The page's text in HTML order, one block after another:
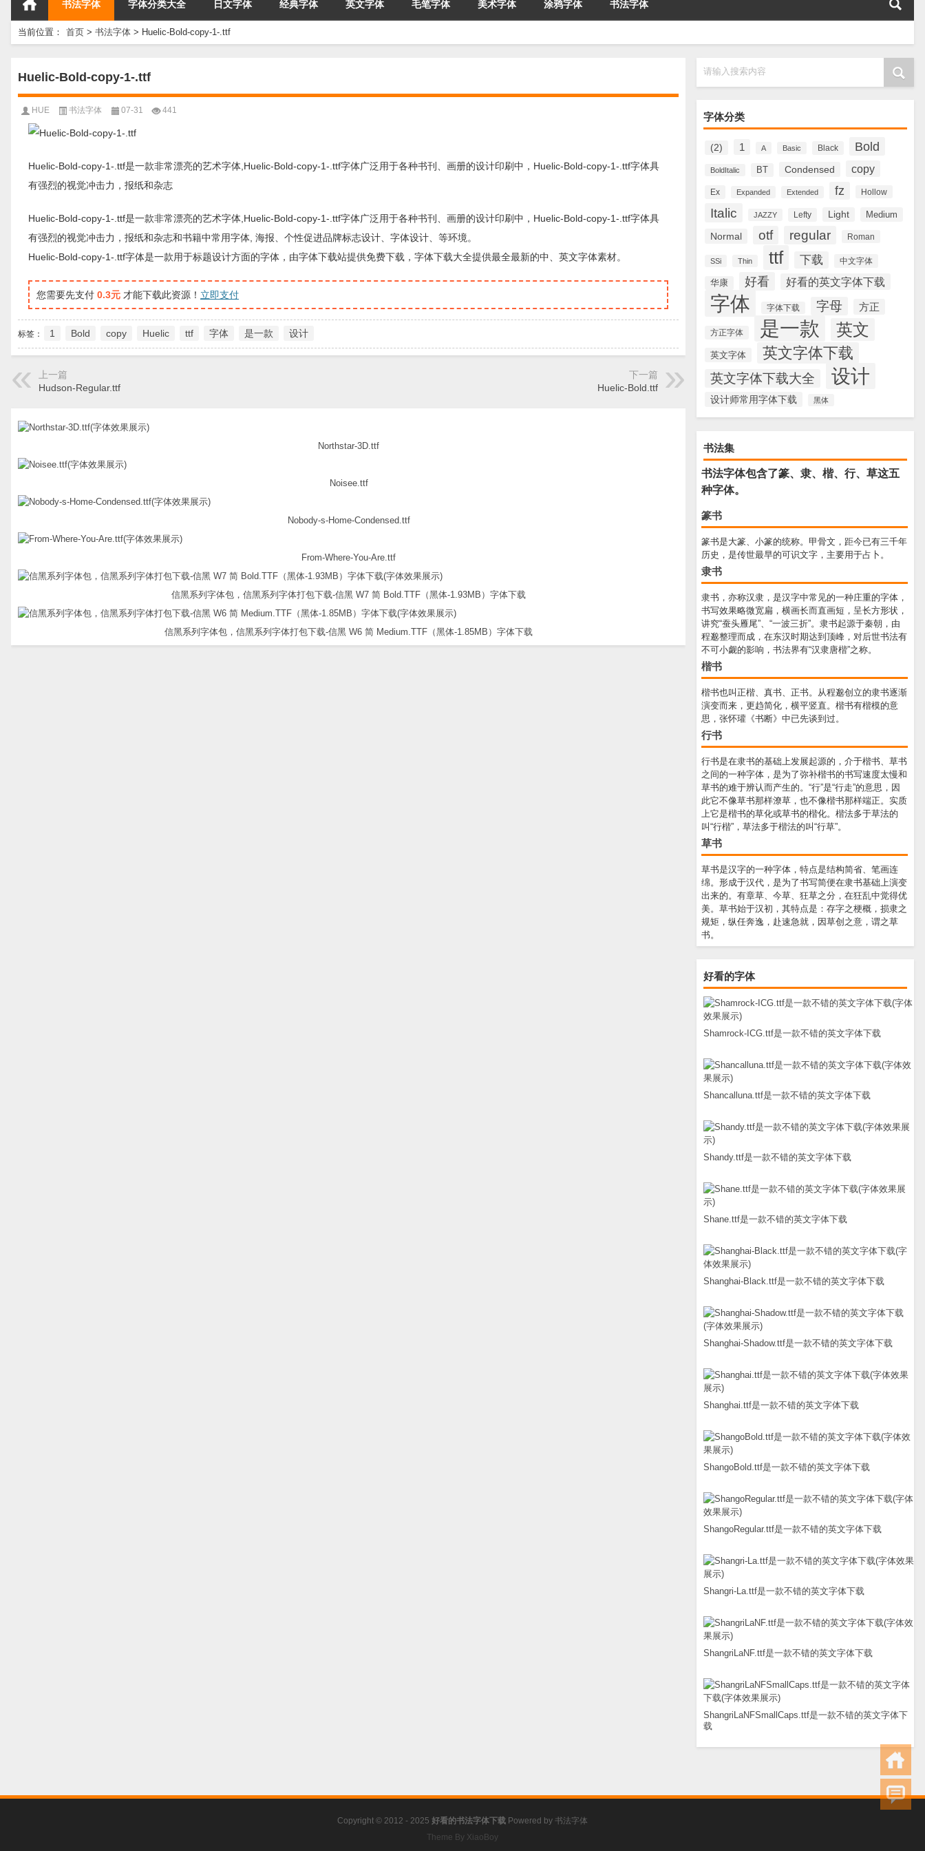
书法字体 字体分类大全 日文字体 经典字体 英文字体 毛笔字体 美术字体 涂鸦字体 书法字体
当前位置： 首页 > 书法字体 > Huelic-Bold-copy-1-.ttf
请输入搜索内容
字体分类
(2) 1 A Basic Black Bold
BoldItalic BT Condensed copy
Ex Expanded Extended fz Hollow
Italic JAZZY Lefty Light Medium
Normal otf regular Roman
SSi Thin ttf 下载 中文字体
华康 好看 好看的英文字体下载
字体 字体下载 字母 方正
方正字体 是一款 英文
英文字体 英文字体下载
英文字体下载大全 设计
设计师常用字体下载 黑体
书法集
书法字体包含了篆、隶、楷、行、草这五
种字体。
篆书
篆书是大篆、小篆的统称。甲骨文，距今已有三千年
历史，是传世最早的可识文字，主要用于占卜。
隶书
隶书，亦称汉隶，是汉字中常见的一种庄重的字体，
书写效果略微宽扁，横画长而直画短，呈长方形状，
讲究“蚕头雁尾”、“一波三折”。隶书起源于秦朝，由
程邈整理而成，在东汉时期达到顶峰，对后世书法有
不可小觑的影响，书法界有“汉隶唐楷”之称。
楷书
楷书也叫正楷、真书、正书。从程邈创立的隶书逐渐
演变而来，更趋简化，横平竖直。楷书有楷模的意
思，张怀瓘《书断》中已先谈到过。
行书
行书是在隶书的基础上发展起源的，介于楷书、草书
之间的一种字体，是为了弥补楷书的书写速度太慢和
草书的难于辨认而产生的。“行”是“行走”的意思，因
此它不像草书那样潦草，也不像楷书那样端正。实质
上它是楷书的草化或草书的楷化。楷法多于草法的
叫“行楷”，草法多于楷法的叫“行草”。
草书
草书是汉字的一种字体，特点是结构简省、笔画连
绵。形成于汉代，是为了书写简便在隶书基础上演变
出来的。有章草、今草、狂草之分，在狂乱中觉得优
美。草书始于汉初，其特点是：存字之梗概，损隶之
规矩，纵任奔逸，赴速急就，因草创之意，谓之草
书。
好看的字体
Shamrock-ICG.ttf是一款不错的英文字体下载
Shancalluna.ttf是一款不错的英文字体下载
Shandy.ttf是一款不错的英文字体下载
Shane.ttf是一款不错的英文字体下载
Shanghai-Black.ttf是一款不错的英文字体下载
Shanghai-Shadow.ttf是一款不错的英文字体下载
Shanghai.ttf是一款不错的英文字体下载
ShangoBold.ttf是一款不错的英文字体下载
ShangoRegular.ttf是一款不错的英文字体下载
Shangri-La.ttf是一款不错的英文字体下载
ShangriLaNF.ttf是一款不错的英文字体下载
ShangriLaNFSmallCaps.ttf是一款不错的英文字体下
载
Huelic-Bold-copy-1-.ttf
HUE 书法字体 07-31 441
Huelic-Bold-copy-1-.ttf是一款非常漂亮的艺术字体,Huelic-Bold-copy-1-.ttf字体广泛用于各种书刊、画册的设计印刷中，Huelic-Bold-copy-1-.ttf字体具
有强烈的视觉冲击力，报纸和杂志
Huelic-Bold-copy-1-.ttf是一款非常漂亮的艺术字体,Huelic-Bold-copy-1-.ttf字体广泛用于各种书刊、画册的设计印刷中，Huelic-Bold-copy-1-.ttf字体具
有强烈的视觉冲击力，报纸和杂志和书籍中常用字体, 海报、个性促进品牌标志设计、字体设计、等环境。
Huelic-Bold-copy-1-.ttf字体是一款用于标题设计方面的字体，由字体下载站提供免费下载，字体下载大全提供最全最新的中、英文字体素材。
您需要先支付 0.3元 才能下载此资源！ 立即支付
标签： 1 Bold copy Huelic ttf 字体 是一款 设计
上一篇
Hudson-Regular.ttf
下一篇
Huelic-Bold.ttf
Northstar-3D.ttf
Noisee.ttf
Nobody-s-Home-Condensed.ttf
From-Where-You-Are.ttf
信黑系列字体包，信黑系列字体打包下载-信黑 W7 简 Bold.TTF（黑体-1.93MB）字体下载
信黑系列字体包，信黑系列字体打包下载-信黑 W6 简 Medium.TTF（黑体-1.85MB）字体下载
Copyright © 2012 - 2025 好看的书法字体下载 Powered by 书法字体
Theme By XiaoBoy